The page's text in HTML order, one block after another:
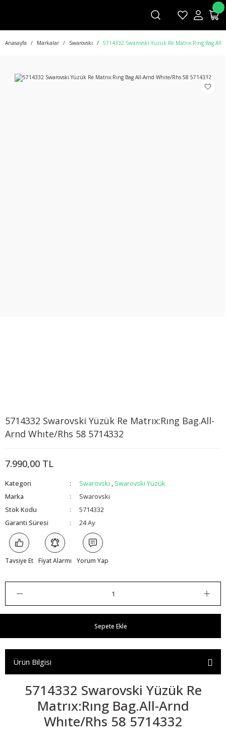
Anasayfa Markalar Swarovski 5714332 Swarovski Yüzük Re Matrıx:Rıng
5714332 Swarovski Yüzük Re Matrıx:Rıng Bag.All-
Arnd Whıte/Rhs 58 5714332
7.990,00 TL
Kategori Swarovski , Swarovski Yüzük
Marka
Swarovski
Stok Kodu
5714332
Garanti Süresi
24 Ay
Tavsiye Et Fiyat Alarmı Yorum Yap
Sepete Ekle
Ürün Bilgisi
5714332 Swarovski Yüzük Re
Matrıx:Rıng Bag.All-Arnd
Whıte/Rhs 58 5714332